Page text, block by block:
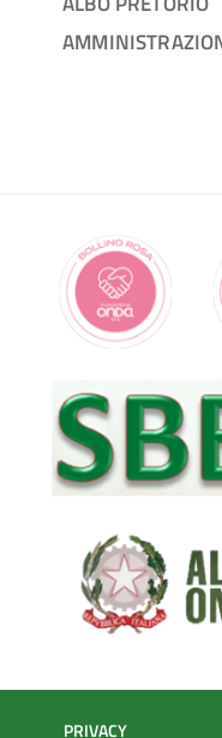
PRIVACY